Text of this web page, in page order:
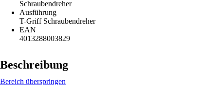
Schraubendreher
Ausführung
T-Griff Schraubendreher
EAN
4013288003829
Beschreibung
Bereich überspringen